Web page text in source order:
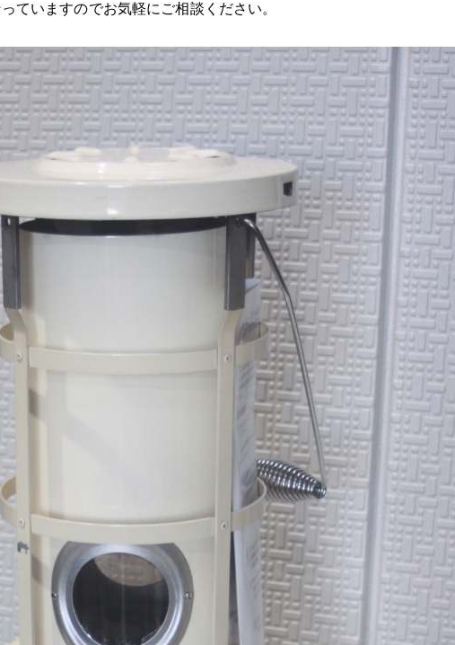
ていますのでお気軽にご相談ください。